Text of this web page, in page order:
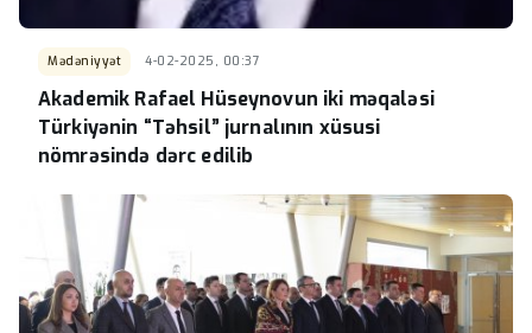
Mədəniyyət 4-02-2025, 00:37
Akademik Rafael Hüseynovun iki məqaləsi
Türkiyənin “Təhsil” jurnalının xüsusi
nömrəsində dərc edilib